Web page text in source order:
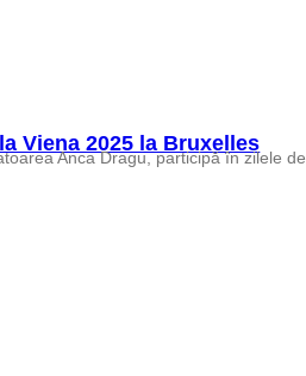
Viena 2025 la Bruxelles